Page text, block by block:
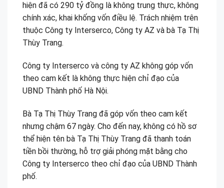
hiện đã có 290 tỷ đồng là không trung thực, không
chính xác, khai khống vốn điều lệ. Trách nhiệm trên
thuộc Công ty Interserco, Công ty AZ và bà Tạ Thị
Thùy Trang.
Công ty Interserco và công ty AZ không góp vốn
theo cam kết là không thực hiện chỉ đạo của
UBND Thành phố Hà Nội.
Bà Tạ Thị Thùy Trang đã góp vốn theo cam kết
nhưng chậm 67 ngày. Cho đến nay, không có hồ sơ
thể hiện tên bà Tạ Thị Thùy Trang đã thanh toán
tiền bồi thường, hỗ trợ giải phóng mặt bằng cho
Công ty Interserco theo chỉ đạo của UBND Thành
phố.